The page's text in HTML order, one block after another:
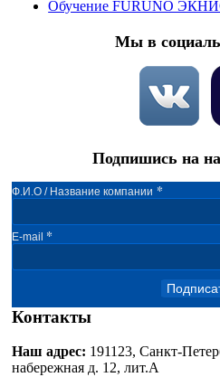
Обучение FURUNO
Мы в
Подпишись на
Ф.И.О / Название компании *
E-mail *
Контакты
Наш адрес: 191123, Санкт-
набережная д. 12, лит.А